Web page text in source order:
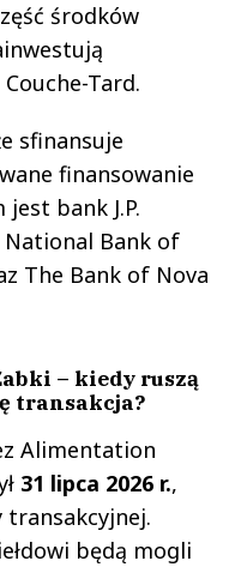
środków
Tard.
sfinansuje
finansowanie
bank J.P.
National Bank of
The Bank of Nova
– kiedy ruszą
transakcja?
Alimentation
31 lipca 2026 r.,
transakcyjnej.
będą mogli